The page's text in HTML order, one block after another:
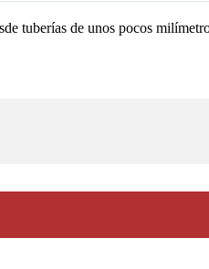
tuberías de unos pocos